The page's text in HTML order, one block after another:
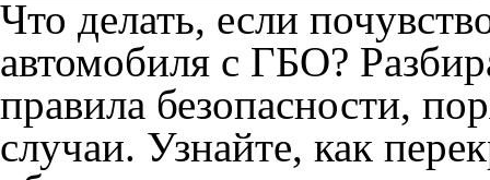
Что делать, если
автомобиля с ГБО?
правила безопасности,
случаи. Узнайте, как